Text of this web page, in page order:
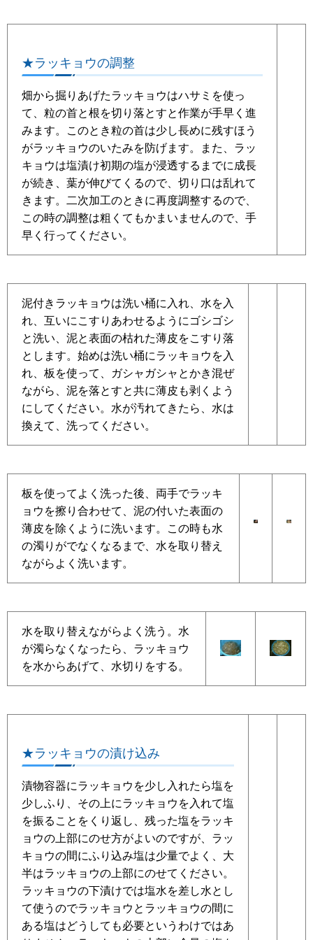
★ラッキョウの調整
畑から掘りあげたラッキョウはハサミを使っ
て、粒の首と根を切り落とすと作業が手早く進
みます。このとき粒の首は少し長めに残すほう
がラッキョウのいたみを防げます。また、ラッ
キョウは塩漬け初期の塩が浸透するまでに成長
が続き、葉が伸びてくるので、切り口は乱れて
きます。二次加工のときに再度調整するので、
この時の調整は粗くてもかまいませんので、手
早く行ってください。
泥付きラッキョウは洗い桶に入れ、水を入
れ、互いにこすりあわせるようにゴシゴシ
と洗い、泥と表面の枯れた薄皮をこすり落
とします。始めは洗い桶にラッキョウを入
れ、板を使って、ガシャガシャとかき混ぜ
ながら、泥を落とすと共に薄皮も剥くよう
にしてください。水が汚れてきたら、水は
換えて、洗ってください。
板を使ってよく洗った後、両手でラッキ
ョウを擦り合わせて、泥の付いた表面の
薄皮を除くように洗います。この時も水
の濁りがでなくなるまで、水を取り替え
ながらよく洗います。
水を取り替えながらよく洗う。水
が濁らなくなったら、ラッキョウ
を水からあげて、水切りをする。
★ラッキョウの漬け込み
漬物容器にラッキョウを少し入れたら塩を
少しふり、その上にラッキョウを入れて塩
を振ることをくり返し、残った塩をラッキ
ョウの上部にのせ方がよいのですが、ラッ
キョウの間にふり込み塩は少量でよく、大
半はラッキョウの上部にのせてください。
ラッキョウの下漬けでは塩水を差し水とし
て使うのでラッキョウとラッキョウの間に
ある塩はどうしても必要というわけではあ